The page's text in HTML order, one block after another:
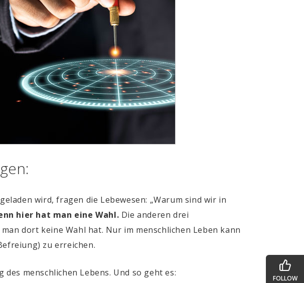
wird, fragen die Lebewesen: „Warum sind wir in
hier hat man eine Wahl. Die anderen drei
dort keine Wahl hat. Nur im menschlichen Leben kann
zu erreichen.
menschlichen Lebens. Und so geht es:
FOLLOW